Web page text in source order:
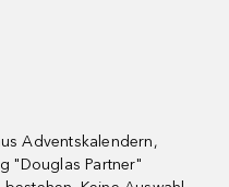
Adventskalendern,
"Douglas Partner"